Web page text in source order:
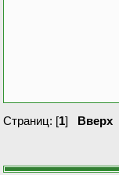
Страниц: [1] Вверх